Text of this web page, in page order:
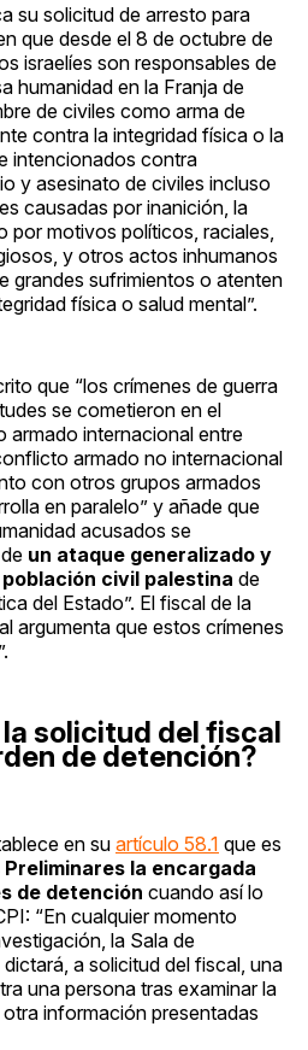
su solicitud de arresto para
que desde el 8 de octubre de
israelíes son responsables de
humanidad en la Franja de
de civiles como arma de
contra la integridad física o la
intencionados contra
y asesinato de civiles incluso
causadas por inanición, la
por motivos políticos, raciales,
y otros actos inhumanos
grandes sufrimientos o atenten
física o salud mental”.
que “los crímenes de guerra
se cometieron en el
internacional entre
armado no internacional
con otros grupos armados
en paralelo” y añade que
acusados se
un ataque generalizado y
civil palestina de
del Estado”. El fiscal de la
argumenta que estos crímenes
solicitud del fiscal
de detención?
en su artículo 58.1 que es
la encargada
de detención cuando así lo
“En cualquier momento
la Sala de
a solicitud del fiscal, una
una persona tras examinar la
información presentadas